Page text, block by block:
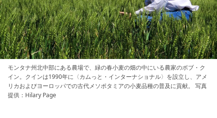
モンタナ州北中部にある農場で、緑の春小麦の畑の中にいる農家のボブ・ク
イン。クインは1990年に〈カムっと・インターナショナル〉を設立し、アメ
リカおよびヨーロッパでの古代メソポタミアの小麦品種の普及に貢献。 写真
提供：Hilary Page